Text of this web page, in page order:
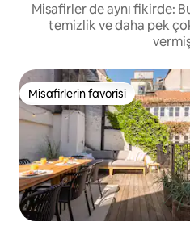
Misafirler de aynı fikirde:
temizlik ve daha pek
Misafirlerin favorisi
Misafirlerin favorisi